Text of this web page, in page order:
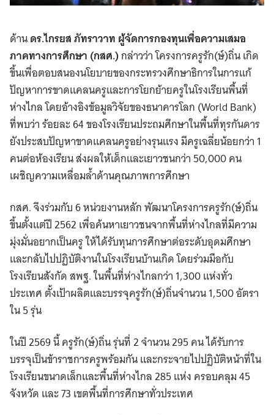
ด้านดร.ไกรยส ภัทราวาท ผู้จัดการกองทุนเพื่อความเสมอ
ภาคทางการศึกษา (กสศ.)กล่าวว่า โครงการครูรัก(ษ์)ถิ่น เกิด
ขึ้นเพื่อตอบสนองนโยบายของกระทรวงศึกษาธิการในการแก้
ปัญหาการขาดแคลนครูและการโยกย้ายครูในโรงเรียนพื้นที่
ห่างไกล โดยอ้างอิงข้อมูลวิจัยของธนาคารโลก (World Bank)
ที่พบว่า ร้อยละ 64 ของโรงเรียนประถมศึกษาในพื้นที่ทุรกันดาร
ยังประสบปัญหาขาดแคลนครูอย่างรุนแรง มีครูเฉลี่ยน้อยกว่า 1
คนต่อห้องเรียน ส่งผลให้เด็กและเยาวชนกว่า 50,000 คน
เผชิญความเหลื่อมล้ำด้านคุณภาพการศึกษา
กสศ. จึงร่วมกับ 6 หน่วยงานหลัก พัฒนาโครงการครูรัก(ษ์)ถิ่น
ขึ้นตั้งแต่ปี 2562 เพื่อค้นหาเยาวชนจากพื้นที่ห่างไกลที่มีความ
มุ่งมั่นอยากเป็นครู ให้ได้รับทุนการศึกษาต่อระดับอุดมศึกษา
และกลับไปปฏิบัติงานในโรงเรียนบ้านเกิด โดยร่วมมือกับ
โรงเรียนสังกัด สพฐ. ในพื้นที่ห่างไกลกว่า 1,300 แห่งทั่ว
ประเทศ ตั้งเป้าผลิตและบรรจุครูรัก(ษ์)ถิ่นจำนวน 1,500 อัตรา
ใน 5 รุ่น
ในปี 2569 นี้ ครูรัก(ษ์)ถิ่น รุ่นที่ 2 จำนวน 295 คน ได้รับการ
บรรจุเป็นข้าราชการครูพร้อมกัน และกระจายไปปฏิบัติหน้าที่ใน
โรงเรียนขนาดเล็กและพื้นที่ห่างไกล 285 แห่ง ครอบคลุม 45
จังหวัด และ 73 เขตพื้นที่การศึกษาทั่วประเทศ